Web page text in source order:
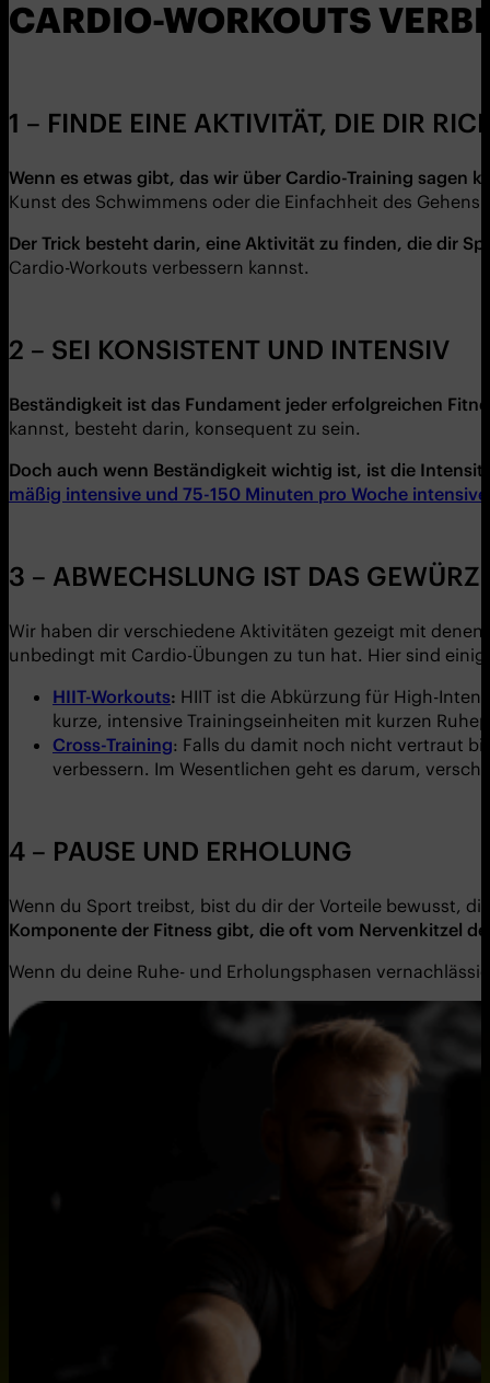
CARDIO-WORKOUTS
1 – FINDE EINE AKTIVITÄT, DIE DIR
Wenn es etwas gibt, das wir über Cardio-Training sagen
Kunst des Schwimmens oder die Einfachheit des
Der Trick besteht darin, eine Aktivität zu finden, die dir
Cardio-Workouts verbessern kannst.
2 – SEI KONSISTENT UND INTENSIV
Beständigkeit ist das Fundament jeder erfolgreichen
kannst, besteht darin, konsequent zu sein.
Doch auch wenn Beständigkeit wichtig ist, ist die
mäßig intensive und 75-150 Minuten pro Woche
3 – ABWECHSLUNG IST DAS
Wir haben dir verschiedene Aktivitäten gezeigt mit
unbedingt mit Cardio-Übungen zu tun hat. Hier sind
HIIT-Workouts: HIIT ist die Abkürzung für High-
kurze, intensive Trainingseinheiten mit kurzen
Cross-Training: Falls du damit noch nicht vertraut
verbessern. Im Wesentlichen geht es darum,
4 – PAUSE UND ERHOLUNG
Wenn du Sport treibst, bist du dir der Vorteile bewusst,
Komponente der Fitness gibt, die oft vom Nervenkitzel
Wenn du deine Ruhe- und Erholungsphasen